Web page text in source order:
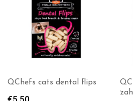
QChefs cats dental flips